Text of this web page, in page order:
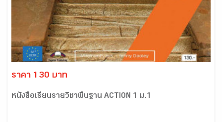
ราคา 130 บาท
หนังสือเรียนรายวิชาพื้นฐาน ACTION 1 ม.1